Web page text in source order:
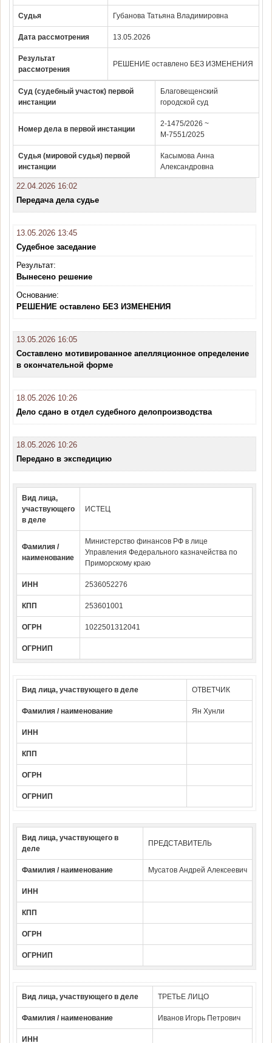
Судья Губанова Татьяна Владимировна
Дата рассмотрения 13.05.2026
Результат
рассмотрения
РЕШЕНИЕ оставлено БЕЗ ИЗМЕНЕНИЯ
Суд (судебный участок) первой
инстанции
Благовещенский
городской суд
Номер дела в первой инстанции
2-1475/2026 ~
М-7551/2025
Судья (мировой судья) первой
инстанции
Касымова Анна
Александровна
22.04.2026 16:02
Передача дела судье
13.05.2026 13:45
Судебное заседание
Результат:
Вынесено решение
Основание:
РЕШЕНИЕ оставлено БЕЗ ИЗМЕНЕНИЯ
13.05.2026 16:05
Составлено мотивированное апелляционное определение
в окончательной форме
18.05.2026 10:26
Дело сдано в отдел судебного делопроизводства
18.05.2026 10:26
Передано в экспедицию
Вид лица,
участвующего
в деле
ИСТЕЦ
Фамилия /
наименование
Министерство финансов РФ в лице
Управления Федерального казначейства по
Приморскому краю
ИНН 2536052276
КПП 253601001
ОГРН 1022501312041
ОГРНИП
Вид лица, участвующего в деле ОТВЕТЧИК
Фамилия / наименование Ян Хунли
ИНН
КПП
ОГРН
ОГРНИП
Вид лица, участвующего в
деле
ПРЕДСТАВИТЕЛЬ
Фамилия / наименование Мусатов Андрей Алексеевич
ИНН
КПП
ОГРН
ОГРНИП
Вид лица, участвующего в деле ТРЕТЬЕ ЛИЦО
Фамилия / наименование Иванов Игорь Петрович
ИНН